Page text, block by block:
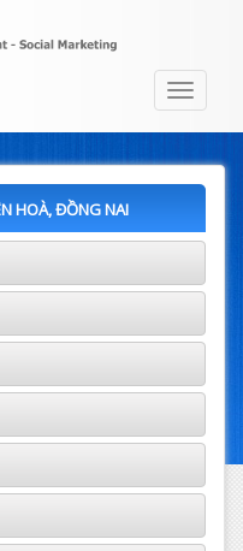
Toggle
HOÀ, ĐỒNG NAI